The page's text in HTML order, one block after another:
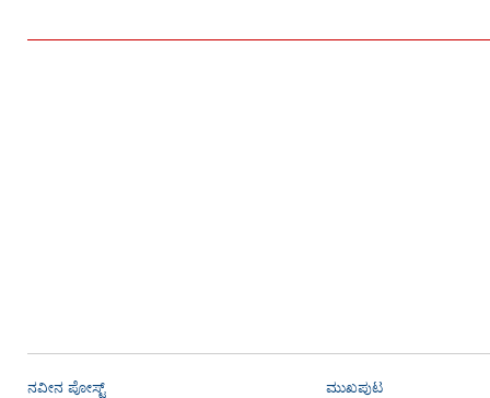
ನವೀನ ಪೋಸ್ಟ್ ಮುಖಪುಟ